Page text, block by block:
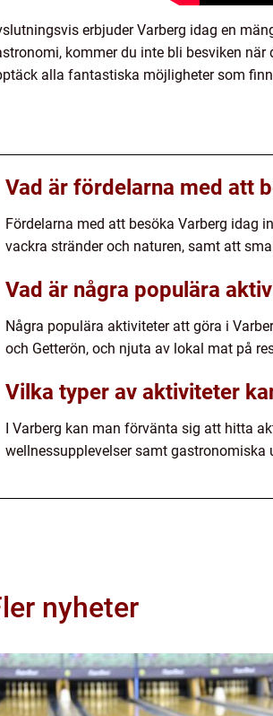
erbjuder Varberg idag en
kommer du inte bli besviken
alla fantastiska möjligheter som
Vad är fördelarna med att
Fördelarna med att besöka Varberg idag
vackra stränder och naturen, samt att
Vad är några populära
Några populära aktiviteter att göra i
och Getterön, och njuta av lokal mat på
Vilka typer av aktiviteter
I Varberg kan man förvänta sig att hitta
wellnessupplevelser samt gastronomiska
nyheter